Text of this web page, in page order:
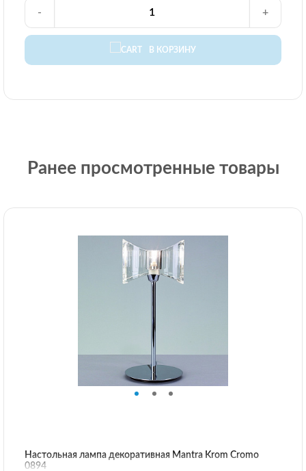
В КОРЗИНУ
- +
Ранее просмотренные товары
Настольная лампа декоративная Mantra Krom Cromo
0894